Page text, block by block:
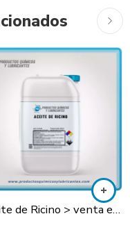
Aceite de Ricino > venta en Lima y todo el Perú